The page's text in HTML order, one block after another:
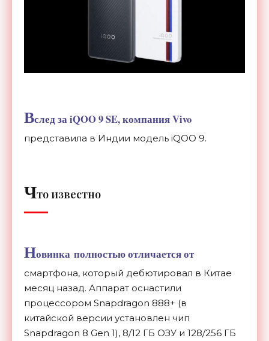
Вслед за iQOO 9 SE, компания Vivo
представила в Индии модель iQOO 9.
Что известно
Новинка полностью отличается от
смартфона, который дебютировал в Китае
месяц назад. Аппарат оснастили
процессором Snapdragon 888+ (в
китайской версии установлен чип
Snapdragon 8 Gen 1), 8/12 ГБ ОЗУ и 128/256 ГБ